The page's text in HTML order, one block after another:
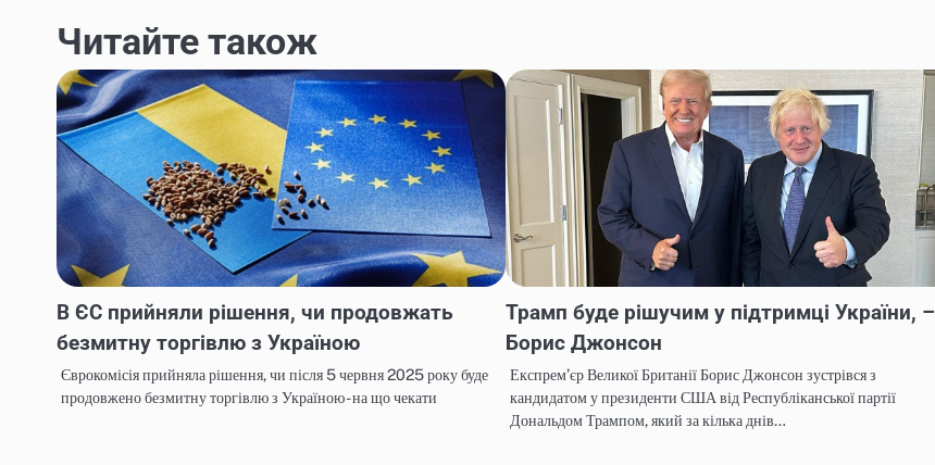
записів
Читайте також
В ЄС прийняли рішення, чи продовжать
безмитну торгівлю з Україною
Єврокомісія прийняла рішення, чи після 5 червня 2025 року буде
продовжено безмитну торгівлю з Україною - на що чекати
Трамп буде рішучим у підтримці України, –
Борис Джонсон
Експрем’єр Великої Британії Борис Джонсон зустрівся з
кандидатом у президенти США від Республіканської партії
Дональдом Трампом, який за кілька днів…